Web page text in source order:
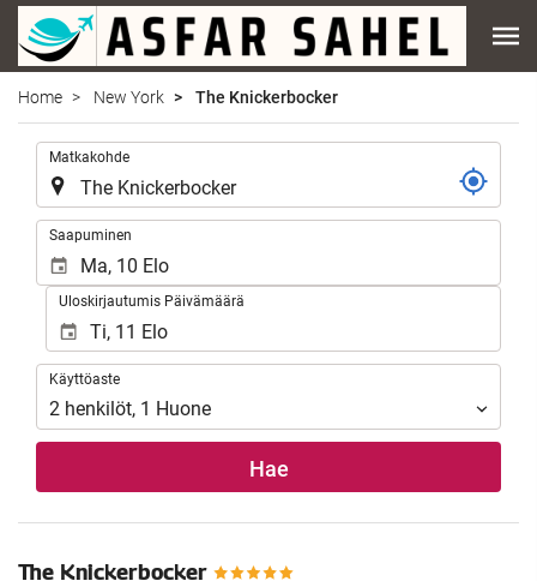
Home New York The Knickerbocker
Matkakohde
Saapuminen
Uloskirjautumis Päivämäärä
Käyttöaste
Käyttöaste
2 henkilöt, 1 Huone
Hae
The Knickerbocker